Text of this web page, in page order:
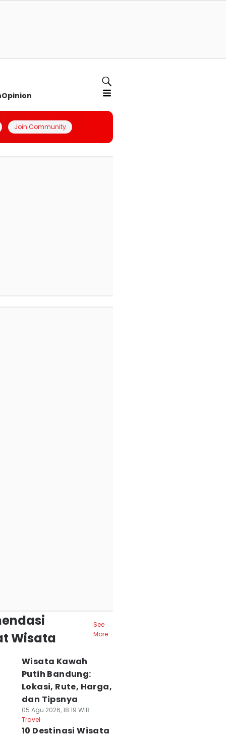
Opinion
Join Community
Wisata
See
More
Wisata Kawah
Putih Bandung:
Lokasi, Rute, Harga,
dan Tipsnya
05 Agu 2026, 18:19 WIB
Travel
10 Destinasi Wisata